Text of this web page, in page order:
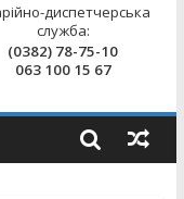
диспетчерська
служба:
(0382) 78-75-10
063 100 15 67